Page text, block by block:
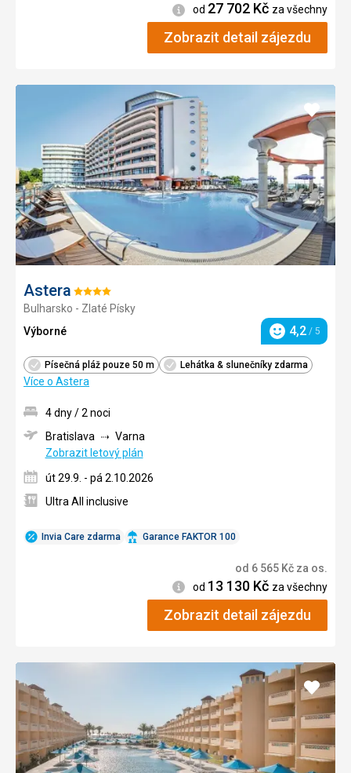
Informace
od 27 702 Kč za všechny
Zobrazit detail zájezdu
Astera Hodnocení:
4/5
Bulharsko - Zlaté Písky
Výborné
Hodnocení
4,2 / 5
Písečná pláž pouze 50 m Lehátka & slunečníky zdarma
Více o Astera
Přidat
do
Invia Care zdarma Garance FAKTOR 100
4 dny / 2 noci
Bratislava
Varna
Zobrazit letový plán
út 29.9. - pá 2.10.2026
Ultra All inclusive
od 6 565 Kč za os.
Informace
od 13 130 Kč za všechny
Zobrazit detail zájezdu
Přidat
do